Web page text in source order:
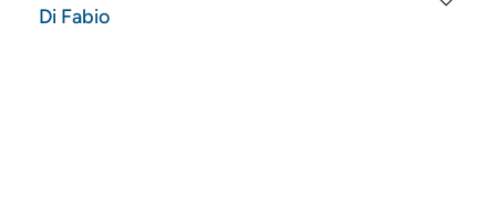
Di Fabio